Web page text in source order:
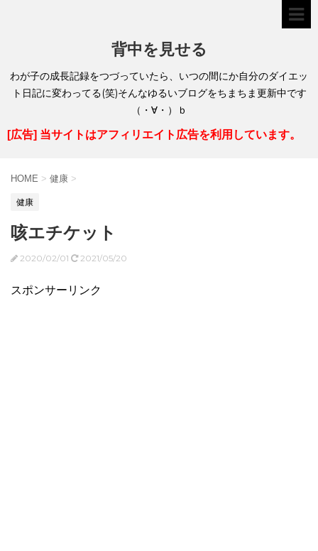
背中を見せる
わが子の成長記録をつづっていたら、いつの間にか自分のダイエッ
ト日記に変わってる(笑)そんなゆるいブログをちまちま更新中です
（・∀・）ｂ
[広告] 当サイトはアフィリエイト広告を利用しています。
HOME > 健康 >
健康
咳エチケット
2020/02/01 2021/05/20
スポンサーリンク